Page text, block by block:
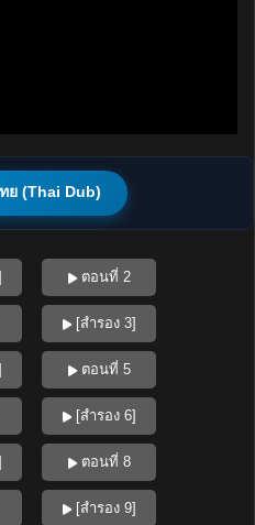
ย (Thai Dub)
ตอนที่ 2
[สำรอง 3]
ตอนที่ 5
[สำรอง 6]
ตอนที่ 8
[สำรอง 9]